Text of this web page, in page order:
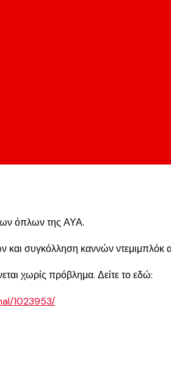
όπλων της ΑΥΑ.
και συγκόλληση καννών ντεμιμπλόκ
χωρίς πρόβλημα. Δείτε το εδώ:
1023953/